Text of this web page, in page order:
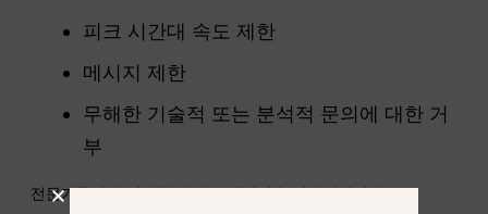
피크 시간대 속도 제한
메시지 제한
무해한 기술적 또는 분석적 문의에 대한 거
부
전문가들에게 이러한 제약은 생산성을 저하시킵니다.